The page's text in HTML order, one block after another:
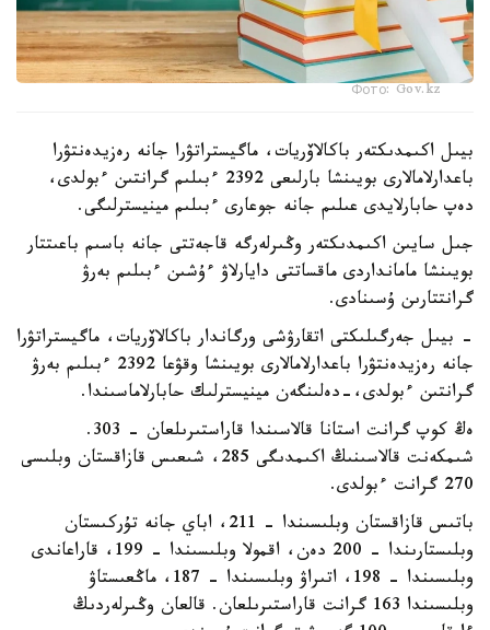
Фото: Gov.kz
بيىل اكىمدىكتەر باكالاۆريات، ماگيستراتۋرا جانە رەزيدەنتۋرا
باعدارلامالارى بويىنشا بارلىعى 2392 ءبىلىم گرانتىن ءبولدى،
دەپ حابارلايدى عىلىم جانە جوعارى ءبىلىم مينيسترلىگى.
جىل سايىن اكىمدىكتەر وڭىرلەرگە قاجەتتى جانە باسىم باعىتتار
بويىنشا مامانداردى ماقساتتى دايارلاۋ ءۇشىن ءبىلىم بەرۋ
گرانتتارىن ۇسىنادى.
- بيىل جەرگىلىكتى اتقارۋشى ورگاندار باكالاۆريات، ماگيستراتۋرا
جانە رەزيدەنتۋرا باعدارلامالارى بويىنشا وقۋعا 2392 ءبىلىم بەرۋ
گرانتىن ءبولدى،-دەلىنگەن مينيسترلىك حابارلاماسىندا.
ەڭ كوپ گرانت استانا قالاسىندا قاراستىرىلعان - 303.
شىمكەنت قالاسىنىڭ اكىمدىگى 285، شىعىس قازاقستان وبلىسى
270 گرانت ءبولدى.
باتىس قازاقستان وبلىسىندا – 211، اباي جانە تۇركىستان
وبلىستارىندا – 200 دەن، اقمولا وبلىسىندا – 199، قاراعاندى
وبلىسىندا – 198، اتىراۋ وبلىسىندا – 187، ماڭعىستاۋ
وبلىسىندا 163 گرانت قاراستىرىلعان. قالعان وڭىرلەردىڭ